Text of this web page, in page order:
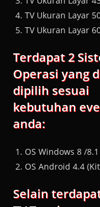
TV Ukuran Layar
TV Ukuran Layar
Terdapat 2
Operasi yang
dipilih sesuai
kebutuhan
anda:
OS Windows 8 /
OS Android 4.4
Selain